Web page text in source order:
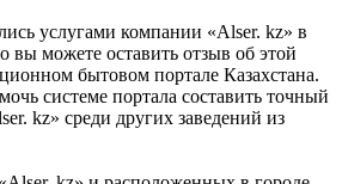
услугами компании «Alser. kz» в
вы можете оставить отзыв об этой
бытовом портале Казахстана.
системе портала составить точный
kz» среди других заведений из